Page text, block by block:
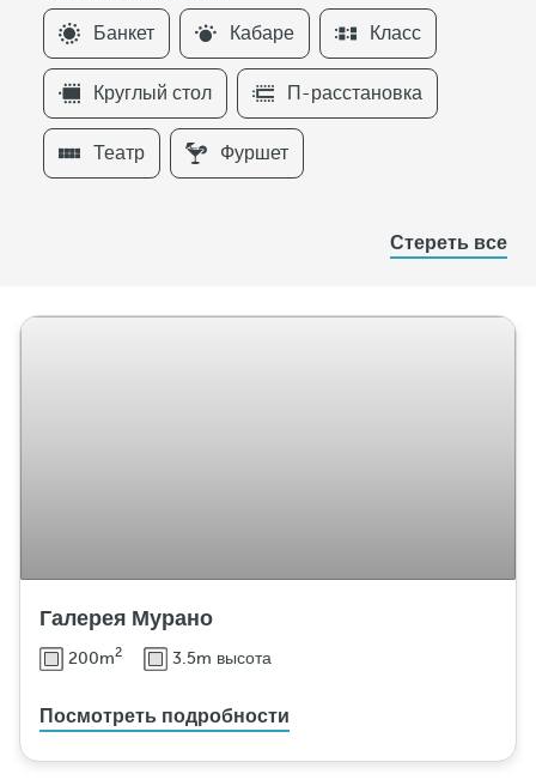
F
i
l
t
e
r
е
л
Банкет Кабаре Класс
Круглый стол П-расстановка
Театр Фуршет
Стереть все
Галерея Мурано
200m2 3.5m высота
Посмотреть подробности